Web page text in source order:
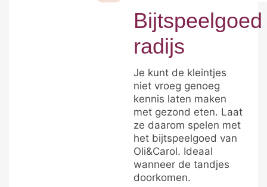
Bijtspeelgoed
radijs
Je kunt de kleintjes
niet vroeg genoeg
kennis laten maken
met gezond eten. Laat
ze daarom spelen met
het bijtspeelgoed van
Oli&Carol. Ideaal
wanneer de tandjes
doorkomen.